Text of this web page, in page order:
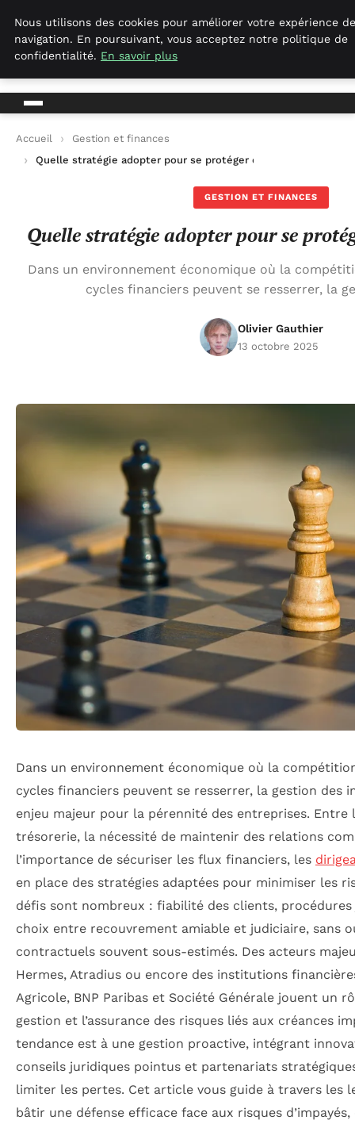
Geekgumbo
Accueil
Gestion et finances
Quelle stratégie adopter pour se protéger des impayés ?
GESTION ET FINANCES
Quelle stratégie adopter pour se
Dans un environnement économique où la
cycles financiers peuvent se resserrer, la
Olivier Gauthier
13 octobre 2025
Dans un environnement économique où la
cycles financiers peuvent se resserrer, la gestion des
enjeu majeur pour la pérennité des entreprises. Entre
trésorerie, la nécessité de maintenir des relations
l’importance de sécuriser les flux financiers, les
en place des stratégies adaptées pour minimiser les
défis sont nombreux : fiabilité des clients,
choix entre recouvrement amiable et judiciaire, sans
contractuels souvent sous-estimés. Des acteurs
Hermes, Atradius ou encore des institutions
Agricole, BNP Paribas et Société Générale jouent un
gestion et l’assurance des risques liés aux créances
tendance est à une gestion proactive, intégrant
conseils juridiques pointus et partenariats
limiter les pertes. Cet article vous guide à travers les
bâtir une défense efficace face aux risques
Nous utilisons des cookies pour améliorer votre expérience de
navigation. En poursuivant, vous acceptez notre politique de
confidentialité. En savoir plus